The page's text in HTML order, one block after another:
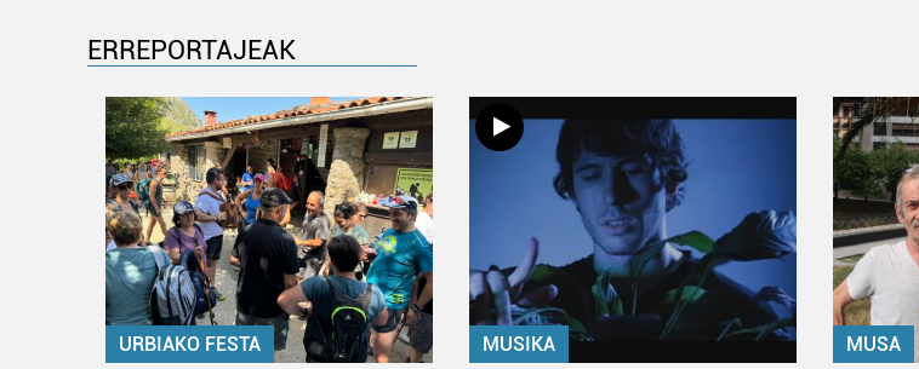
ERREPORTAJEAK
URBIAKO FESTA MUSIKA MUSA